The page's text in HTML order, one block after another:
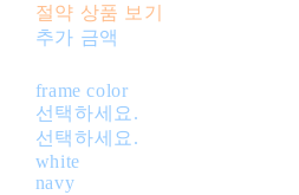
절약 상품 보기
추가 금액
frame color
선택하세요.
선택하세요.
white
navy